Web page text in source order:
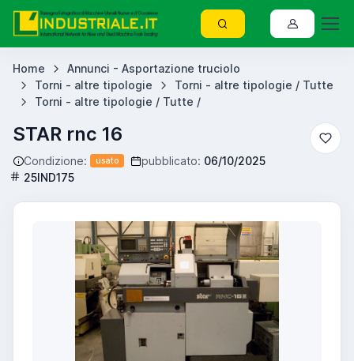
Home
Annunci - Asportazione truciolo
Torni - altre tipologie
Torni - altre tipologie / Tutte
Torni - altre tipologie / Tutte /
STAR rnc 16
Condizione: usato pubblicato: 06/10/2025
25IND175